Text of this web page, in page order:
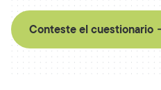
Conteste el cuestionario